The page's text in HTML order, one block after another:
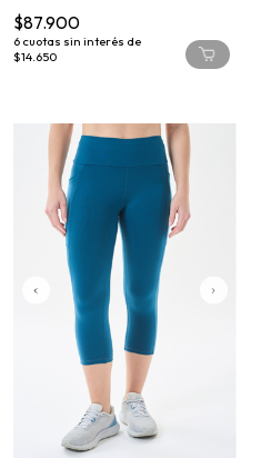
$87.900
6 cuotas sin interés de
$14.650